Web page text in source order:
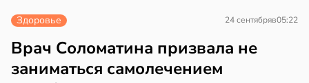
Здоровье 24 сентябряв05:22
Врач Соломатина призвала не
заниматься самолечением